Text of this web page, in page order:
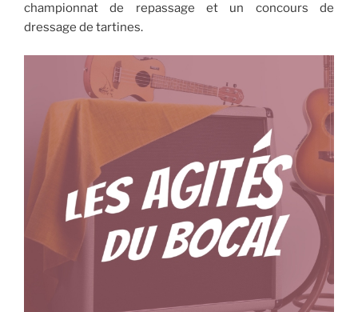
championnat de repassage et un concours de
dressage de tartines.